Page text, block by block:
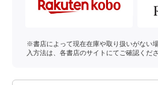
※書店によって現在在庫や取り扱いがない
入方法は、各書店のサイトにてご確認くださ